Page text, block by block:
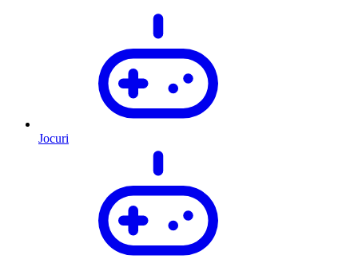
Jocuri